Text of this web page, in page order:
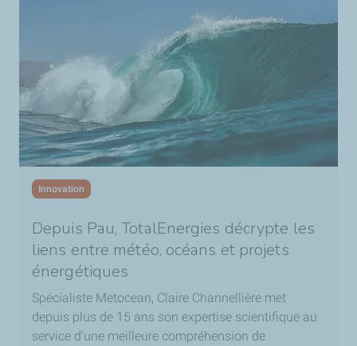
Innovation
Depuis Pau, TotalEnergies décrypte les
liens entre météo, océans et projets
énergétiques
Spécialiste Metocean, Claire Channellière met
depuis plus de 15 ans son expertise scientifique au
service d'une meilleure compréhension de